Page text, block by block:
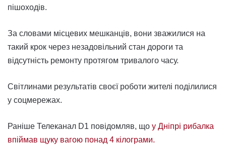
пішоходів.
За словами місцевих мешканців, вони зважилися на
такий крок через незадовільний стан дороги та
відсутність ремонту протягом тривалого часу.
Світлинами результатів своєї роботи жителі поділилися
у соцмережах.
Раніше Телеканал D1 повідомляв, що у Дніпрі рибалка
впіймав щуку вагою понад 4 кілограми.